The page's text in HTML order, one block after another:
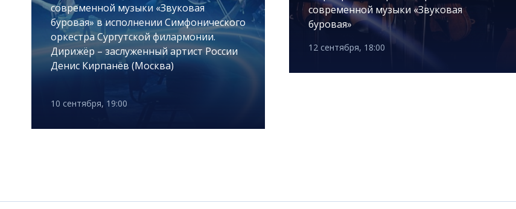
современной музыки «Звуковая
буровая» в исполнении Симфонического
оркестра Сургутской филармонии.
Дирижёр – заслуженный артист России
Денис Кирпанёв (Москва)
10 сентября, 19:00
современной музыки «Звуковая
буровая»
12 сентября, 18:00